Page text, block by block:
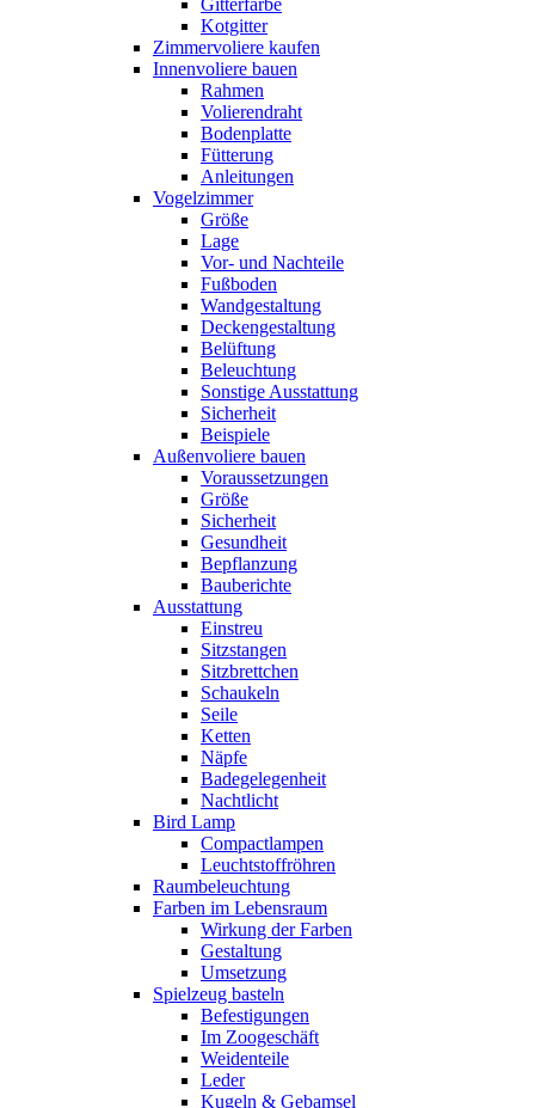
Gitterfarbe
Kotgitter
Zimmervoliere kaufen
Innenvoliere bauen
Rahmen
Volierendraht
Bodenplatte
Fütterung
Anleitungen
Vogelzimmer
Größe
Lage
Vor- und Nachteile
Fußboden
Wandgestaltung
Deckengestaltung
Belüftung
Beleuchtung
Sonstige Ausstattung
Sicherheit
Beispiele
Außenvoliere bauen
Voraussetzungen
Größe
Sicherheit
Gesundheit
Bepflanzung
Bauberichte
Ausstattung
Einstreu
Sitzstangen
Sitzbrettchen
Schaukeln
Seile
Ketten
Näpfe
Badegelegenheit
Nachtlicht
Bird Lamp
Compactlampen
Leuchtstoffröhren
Raumbeleuchtung
Farben im Lebensraum
Wirkung der Farben
Gestaltung
Umsetzung
Spielzeug basteln
Befestigungen
Im Zoogeschäft
Weidenteile
Leder
Kugeln & Gebamsel